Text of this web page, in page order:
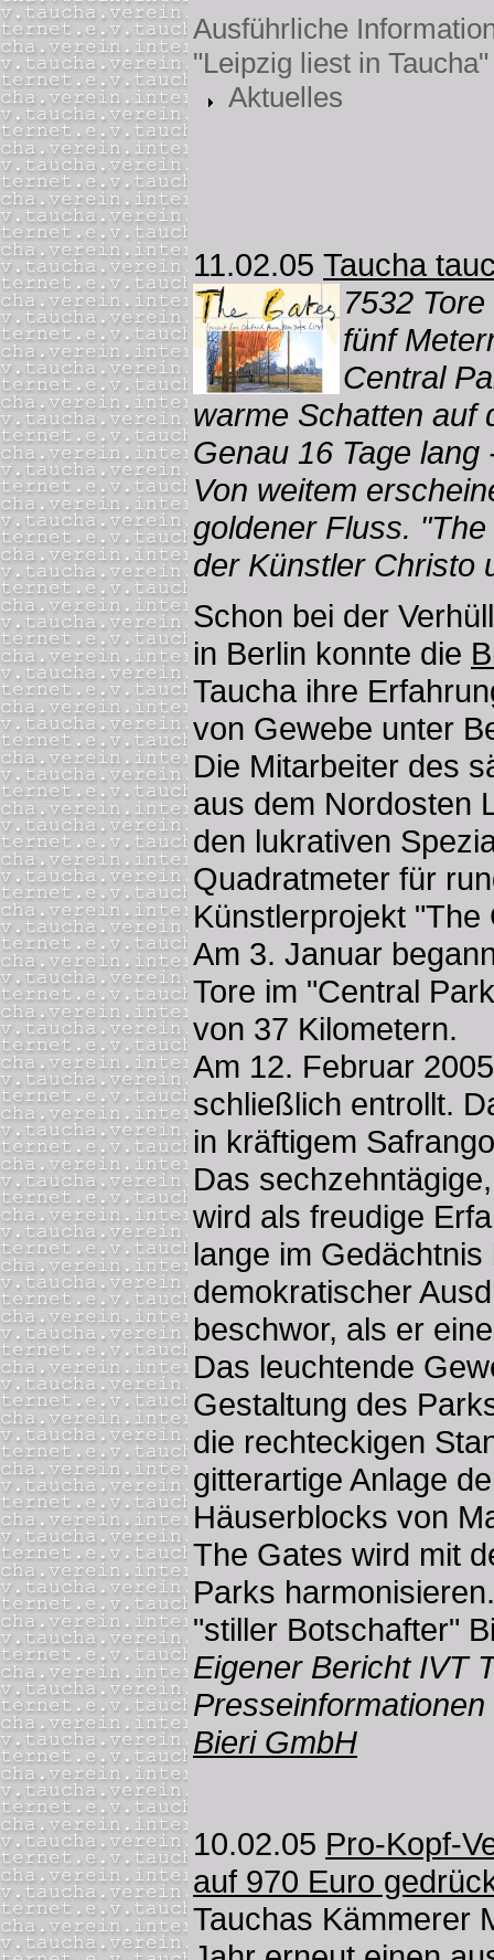
Ausführliche
"Leipzig liest in
Aktuelles
11.02.05 Taucha
7532
fünf
Central
warme Schatten auf
Genau 16 Tage
Von weitem
goldener Fluss.
der Künstler Christo
Schon bei der
in Berlin konnte die
Taucha ihre
von Gewebe unter
Die Mitarbeiter des
aus dem Nordosten
den lukrativen
Quadratmeter für
Künstlerprojekt
Am 3. Januar
Tore im "Central
von 37 Kilometern.
Am 12. Februar
schließlich entrollt.
in kräftigem
Das
wird als freudige
lange im
demokratischer
beschwor, als er
Das leuchtende
Gestaltung des
die rechteckigen
gitterartige Anlage
Häuserblocks von
The Gates wird mit
Parks
"stiller Botschafter"
Eigener Bericht IVT
Bieri GmbH
10.02.05 Pro-Kopf-
auf 970 Euro
Tauchas Kämmerer